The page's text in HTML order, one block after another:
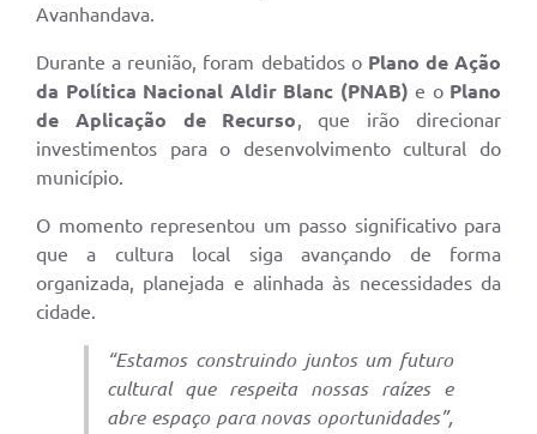
Avanhandava.
Durante a reunião, foram debatidos o Plano de Ação
da Política Nacional Aldir Blanc (PNAB) e o Plano
de Aplicação de Recurso, que irão direcionar
investimentos para o desenvolvimento cultural do
município.
O momento representou um passo significativo para
que a cultura local siga avançando de forma
organizada, planejada e alinhada às necessidades da
cidade.
“Estamos construindo juntos um futuro
cultural que respeita nossas raízes e
abre espaço para novas oportunidades”,